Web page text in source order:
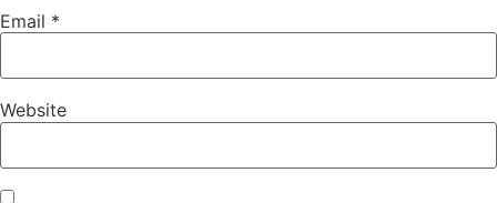
Email *
Website